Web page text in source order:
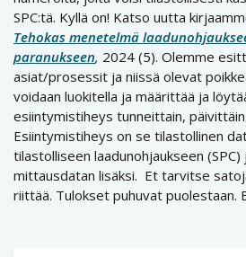
SPC:tä. Kyllä on! Katso uutta
Tehokas menetelmä
paranukseen, 2024 (5). Olemme
asiat/prosessit ja niissä olevat
voidaan luokitella ja määrittää ja
esiintymistiheys tunneittain,
Esiintymistiheys on se tilastollinen
tilastolliseen laadunohjaukseen (SPC)
mittausdatan lisäksi. Et tarvitse
riittää. Tulokset puhuvat puolestaan.